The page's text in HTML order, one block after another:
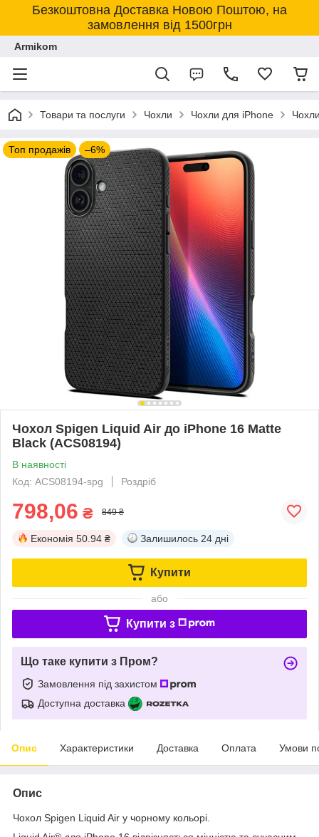
Безкоштовна Доставка Новою Поштою, на
замовлення від 1500грн
Armikom
Товари та послуги Чохли Чохли для iPhone
Топ продажів –6%
Чохол Spigen Liquid Air до iPhone 16 Matte
Black (ACS08194)
В наявності
Код: ACS08194-spg
Роздріб
798,06 ₴ 849 ₴
Економія 50.94 ₴ Залишилось 24 дні
Купити
або
Купити з
Що таке купити з Пром?
Замовлення під захистом
Доступна доставка
Опис Характеристики Доставка Оплата Умови
Опис
Чохол Spigen Liquid Air у чорному кольорі.